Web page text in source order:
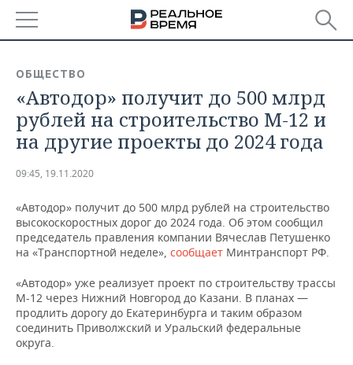
БАШКОРТОСТАН
ТАТАРСТАН
НОВОСТИ
АНАЛИТИКА
ДЕКЛАРАЦИИ О ДОХОДАХ
КОРОЛИ ГОСЗАКАЗА ПФО
КОМУ ПРИНАДЛЕЖАТ
ТОРГОВЫЕ ЦЕНТРЫ
ТАТАРСТАНА
НОВОСТИ ЭКОНОМИКИ
ФИНАНСЫ
БЮДЖЕТ
ИНВЕСТИЦИИ
ПРОМЫШЛЕННОСТЬ
НОВОСТИ
ПРОМЫШЛЕННОСТИ
АГРОПРОМ
МАШИНОСТРОЕНИЕ
НЕДВИЖИМОСТЬ
НОВОСТИ АВТО
БИЗНЕС
НОВОСТИ БИЗНЕСА
ТЕХНОЛОГИИ
ОБЩЕСТВО
«Автодор» получит до 500 млрд
рублей на строительство М-12 и
на другие проекты до 2024 года
09:45, 19.11.2020
«Автодор» получит до 500 млрд рублей на строительство
высокоскоростных дорог до 2024 года. Об этом сообщил
председатель правления компании Вячеслав Петушенко
на «Транспортной неделе», сообщает Минтранспорт РФ.
«Автодор» уже реализует проект по строительству трассы
М-12 через Нижний Новгород до Казани. В планах —
продлить дорогу до Екатеринбурга и таким образом
соединить Приволжский и Уральский федеральные
округа.